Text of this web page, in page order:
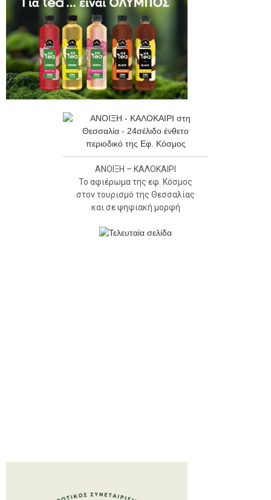
ΑΝΟΙΞΗ – ΚΑΛΟΚΑΙΡΙ
Το αφιέρωμα της εφ. Κόσμος
στον τουρισμό της Θεσσαλίας
και σε ψηφιακή μορφή